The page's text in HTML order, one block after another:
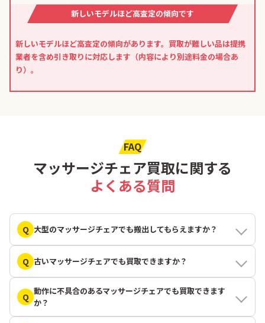
新しいモデルほど高査定の傾向です
新しいモデルほど高査定の傾向があります。買取が難しい品は提携
業者を含め引き取りに対応します（内容により別途料金の場合あ
り）。
FAQ
マッサージチェア買取に関する
よくある質問
Q 大型のマッサージチェアでも搬出してもらえますか？
Q 古いマッサージチェアでも買取できますか？
Q
動作に不具合のあるマッサージチェアでも買取できます
か？